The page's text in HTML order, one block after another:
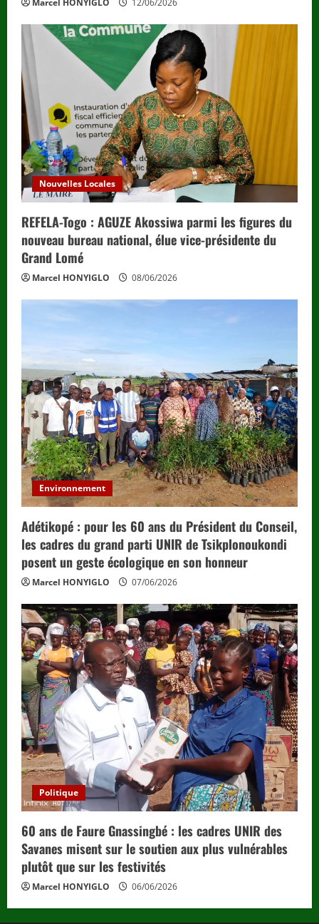
Marcel HONYIGLO 12/06/2026
Nouvelles Locales
REFELA-Togo : AGUZE Akossiwa parmi les figures du
nouveau bureau national, élue vice-présidente du
Grand Lomé
Marcel HONYIGLO 08/06/2026
Environnement
Adétikopé : pour les 60 ans du Président du Conseil,
les cadres du grand parti UNIR de Tsikplonoukondi
posent un geste écologique en son honneur
Marcel HONYIGLO 07/06/2026
Politique
60 ans de Faure Gnassingbé : les cadres UNIR des
Savanes misent sur le soutien aux plus vulnérables
plutôt que sur les festivités
Marcel HONYIGLO 06/06/2026